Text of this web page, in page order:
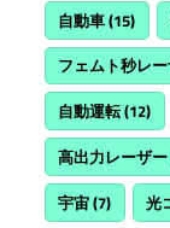
自動車(15)
フェムト秒レ
自動運転(12)
高出力レーザー
宇宙(7) 光